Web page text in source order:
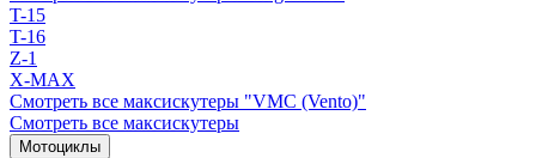
T-15
T-16
Z-1
X-MAX
Смотреть все максискутеры "VMC (Vento)"
Смотреть все максискутеры
Мотоциклы